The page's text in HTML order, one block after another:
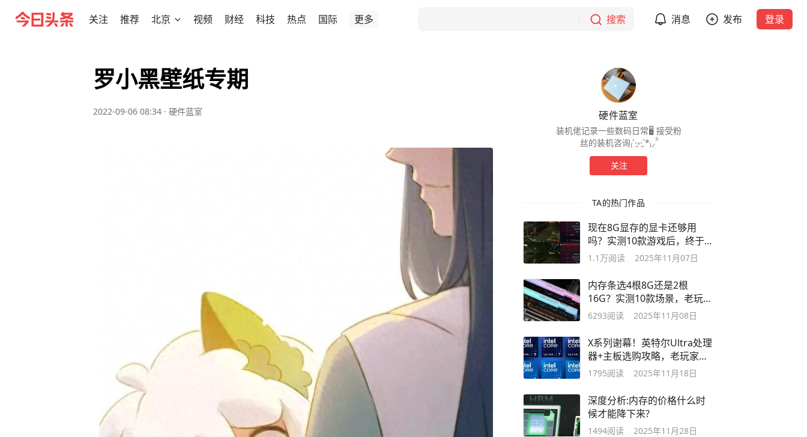
关注 推荐 北京 视频 财经 科技 热点 国际 更多 搜索 消息 发布 登录
罗小黑壁纸专期
2022-09-06 08:34 · 硬件蓝室 硬件蓝室
装机佬记录一些数码日常🖥️ 接受粉
丝的装机咨询₍˄·͈༝·͈˄*₎◞ ̑̑
关注
TA的热门作品
现在8G显存的显卡还够用
吗？实测10款游戏后，终于有
结论了
1.1万阅读 2025年11月07日
内存条选4根8G还是2根
16G？实测10款场景，老玩家
告诉你答案
6293阅读 2025年11月08日
X系列谢幕！英特尔Ultra处理
器+主板选购攻略，老玩家实
测不踩坑
1795阅读 2025年11月18日
深度分析:内存的价格什么时
候才能降下来?
1494阅读 2025年11月28日